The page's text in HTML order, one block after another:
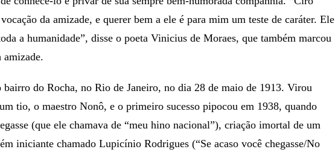
da amizade, e querer bem a ele é para mim um teste de caráter. Ele
a humanidade”, disse o poeta Vinicius de Moraes, que também marcou
amizade.
do Rocha, no Rio de Janeiro, no dia 28 de maio de 1913. Virou
tio, o maestro Nonô, e o primeiro sucesso pipocou em 1938, quando
(que ele chamava de “meu hino nacional”), criação imortal de um
iniciante chamado Lupicínio Rodrigues (“Se acaso você chegasse/No